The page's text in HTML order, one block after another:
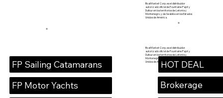
FP Sailing Catamarans
FP Motor Yachts
HOT DEAL
Brokerage
BoatMarket Corp. es el distribuidor
autorizado oficial de Fountaine Pajot y
Dufour en los territorios de Letonia y
Montenegro, y de Seabike en los Estados
Unidos de América.
BoatMarket Corp. es el distribuidor
autorizado oficial de Fountaine Pajot y
Dufour en los territorios de Letonia y
Montenegro, y de Seabike en los Estados
Unidos de América.